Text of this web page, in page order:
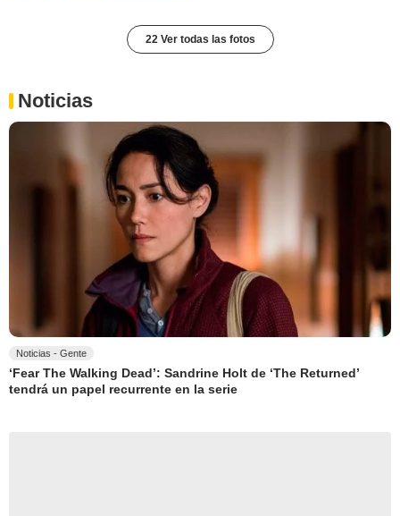
22 Ver todas las fotos
Noticias
Noticias - Gente
‘Fear The Walking Dead’: Sandrine Holt de ‘The Returned’
tendrá un papel recurrente en la serie